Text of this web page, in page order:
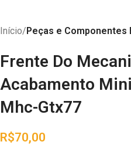
Início Peças e Componentes
Frente Do
Acabamento
Mhc-Gtx77
R$70,00